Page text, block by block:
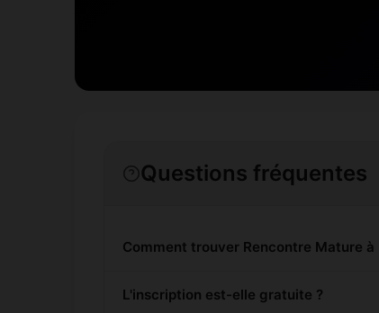
Questions fréquentes
Comment trouver Rencontre Mature à
L'inscription est-elle gratuite ?